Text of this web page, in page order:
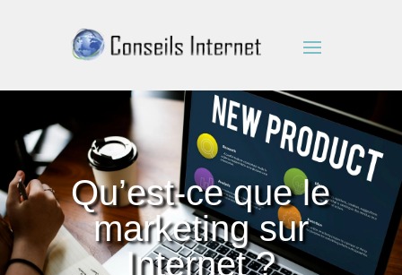
Qu’est-ce que le
marketing sur
Internet ?